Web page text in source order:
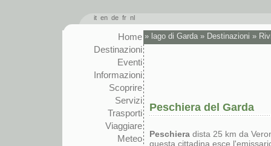
it en de fr nl
Home
Destinazioni
Eventi
Informazioni
Scoprire
Servizi
Trasporti
Viaggiare
Meteo
» lago di Garda » Destinazioni »
Peschiera del Garda
Peschiera dista 25 km da
questa cittadina esce